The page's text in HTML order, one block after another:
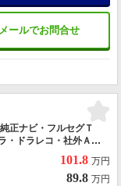
メールでお問合せ
正ナビ・フルセグＴ
・ドラレコ・社外Ａ
・走行４５５００ｋ
101.8 万円
89.8 万円